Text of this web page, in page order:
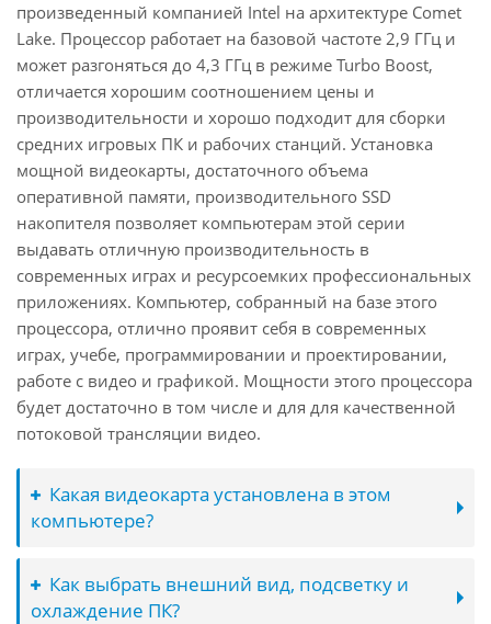
произведенный компанией Intel на архитектуре Comet
Lake. Процессор работает на базовой частоте 2,9 ГГц и
может разгоняться до 4,3 ГГц в режиме Turbo Boost,
отличается хорошим соотношением цены и
производительности и хорошо подходит для сборки
средних игровых ПК и рабочих станций. Установка
мощной видеокарты, достаточного объема
оперативной памяти, производительного SSD
накопителя позволяет компьютерам этой серии
выдавать отличную производительность в
современных играх и ресурсоемких профессиональных
приложениях. Компьютер, собранный на базе этого
процессора, отлично проявит себя в современных
играх, учебе, программировании и проектировании,
работе с видео и графикой. Мощности этого процессора
будет достаточно в том числе и для для качественной
потоковой трансляции видео.
Какая видеокарта установлена в этом
компьютере?
Как выбрать внешний вид, подсветку и
охлаждение ПК?